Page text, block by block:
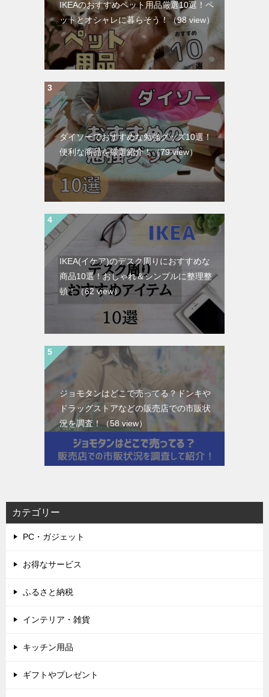
IKEAのおすすめペット用品厳選10選！ペ
ットとオシャレに暮らそう！ （98 view）
ダイソーでおすすめな勉強グッズ10選！
便利な商品を厳選紹介！（79 view）
IKEA(イケア)のデスク周りにおすすめな
商品10選！おしゃれ＆シンプルに整理整
頓！（62 view）
ジョモタンはどこで売ってる？ドンキや
ドラッグストアなどの販売店での市販状
況を調査！（58 view）
カテゴリー
PC・ガジェット
お得なサービス
ふるさと納税
インテリア・雑貨
キッチン用品
ギフトやプレゼント